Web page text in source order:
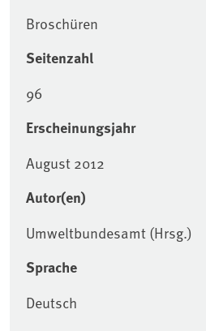
Broschüren
Seitenzahl
96
Erscheinungsjahr
August 2012
Autor(en)
Umweltbundesamt (Hrsg.)
Sprache
Deutsch